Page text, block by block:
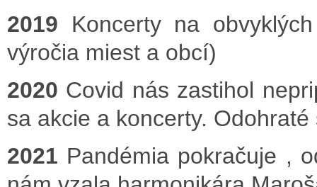
2019
Koncerty na
výročia miest a obcí)
2020 Covid nás zastihol
sa akcie a koncerty.
2021 Pandémia pokračuje ,